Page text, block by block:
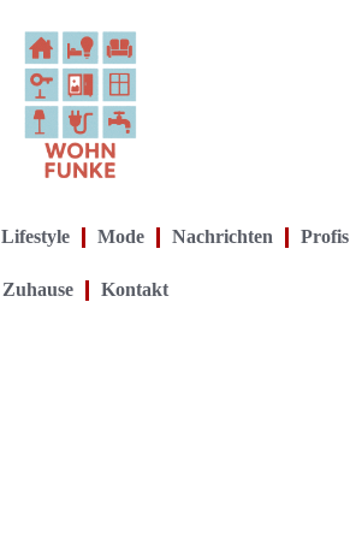
Lifestyle Mode Nachrichten Profis
Zuhause Kontakt